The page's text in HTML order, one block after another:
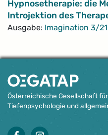
Hypnosetherapie: die
Introjektion des
Ausgabe: Imagination 3/21
Österreichische Gesellschaft
Tiefenpsychologie und